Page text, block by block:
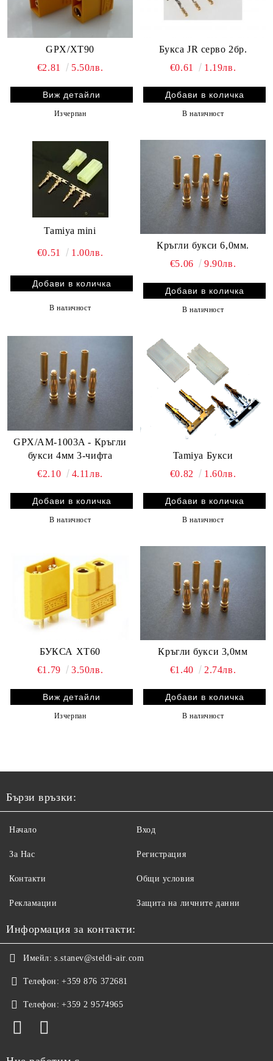
GPX/XT90
€2.81
5.50лв.
Виж детайли
Изчерпан
Букса JR серво 2бр.
€0.61
1.19лв.
В наличност
Tamiya mini
€0.51 1.00лв.
В наличност
Кръгли букси 6,0мм.
€5.06
9.90лв.
В наличност
GPX/AM-1003A - Кръгли
букси 4мм 3-чифта
€2.10
4.11лв.
В наличност
Tamiya Букси
€0.82
1.60лв.
В наличност
БУКСА XT60
€1.79
3.50лв.
Виж детайли
Изчерпан
Кръгли букси 3,0мм
€1.40
2.74лв.
В наличност
Бързи връзки:
Начало
За Нас
Контакти
Рекламации
Вход
Регистрация
Общи условия
Защита на личните данни
Информация за контакти:
Имейл: s.stanev@steldi-air.com
Телефон: +359 876 372681
Телефон: +359 2 9574965